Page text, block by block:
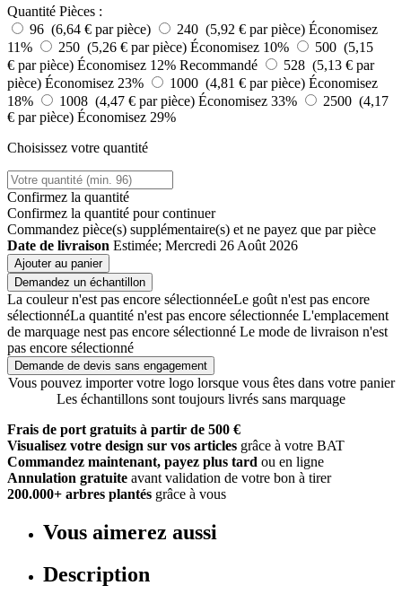
Quantité Pièces :
96 (6,64 € par pièce)
240 (5,92 € par pièce) Économisez
11%
250 (5,26 € par pièce) Économisez 10%
500 (5,15
€ par pièce) Économisez 12% Recommandé
528 (5,13 € par
pièce) Économisez 23% 1000 (4,81 € par pièce) Économisez
18%
1008 (4,47 € par pièce) Économisez 33%
2500 (4,17
€ par pièce) Économisez 29%
Choisissez votre quantité
Confirmez la quantité
Confirmez la quantité pour continuer
Commandez pièce(s) supplémentaire(s) et ne payez que par pièce
Date de livraison Estimée; Mercredi 26 Août 2026
Ajouter au panier
Demandez un échantillon
La couleur n'est pas encore sélectionnéeLe goût n'est pas encore
sélectionnéLa quantité n'est pas encore sélectionnée L'emplacement
de marquage nest pas encore sélectionné Le mode de livraison n'est
pas encore sélectionné
Demande de devis sans engagement
Vous pouvez importer votre logo lorsque vous êtes dans votre panier
Les échantillons sont toujours livrés sans marquage
Frais de port gratuits à partir de 500 €
Visualisez votre design sur vos articles grâce à votre BAT
Commandez maintenant, payez plus tard ou en ligne
Annulation gratuite avant validation de votre bon à tirer
200.000+ arbres plantés grâce à vous
Vous aimerez aussi
Description